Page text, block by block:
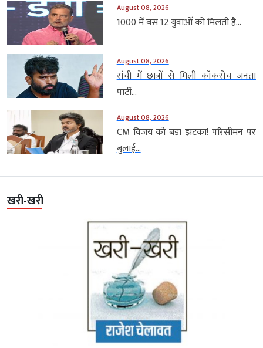
August 08, 2026
1000 में बस 12 युवाओं को मिलती है...
August 08, 2026
रांची में छात्रों से मिली कॉकरोच जनता
पार्टी...
August 08, 2026
CM विजय को बड़ा झटका! परिसीमन पर
बुलाई...
खरी-खरी